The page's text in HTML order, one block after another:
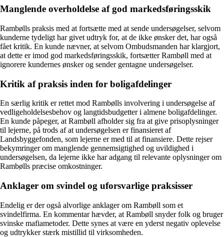
Manglende overholdelse af god markedsføringsskik
Rambølls praksis med at fortsætte med at sende undersøgelser, selvom
kunderne tydeligt har givet udtryk for, at de ikke ønsker det, har også
fået kritik. En kunde nævner, at selvom Ombudsmanden har klargjort,
at dette er imod god markedsføringsskik, fortsætter Rambøll med at
ignorere kundernes ønsker og sender gentagne undersøgelser.
Kritik af praksis inden for boligafdelinger
En særlig kritik er rettet mod Rambølls involvering i undersøgelse af
vedligeholdelsesbehov og langtidsbudgetter i almene boligafdelinger.
En kunde påpeger, at Rambøll afholder sig fra at give prisoplysninger
til lejerne, på trods af at undersøgelsen er finansieret af
Landsbyggefonden, som lejerne er med til at finansiere. Dette rejser
bekymringer om manglende gennemsigtighed og uvildighed i
undersøgelsen, da lejerne ikke har adgang til relevante oplysninger om
Rambølls præcise omkostninger.
Anklager om svindel og uforsvarlige praksisser
Endelig er der også alvorlige anklager om Rambøll som et
svindelfirma. En kommentar hævder, at Rambøll snyder folk og bruger
svinske mafiametoder. Dette synes at være en yderst negativ oplevelse
og udtrykker stærk mistillid til virksomheden.